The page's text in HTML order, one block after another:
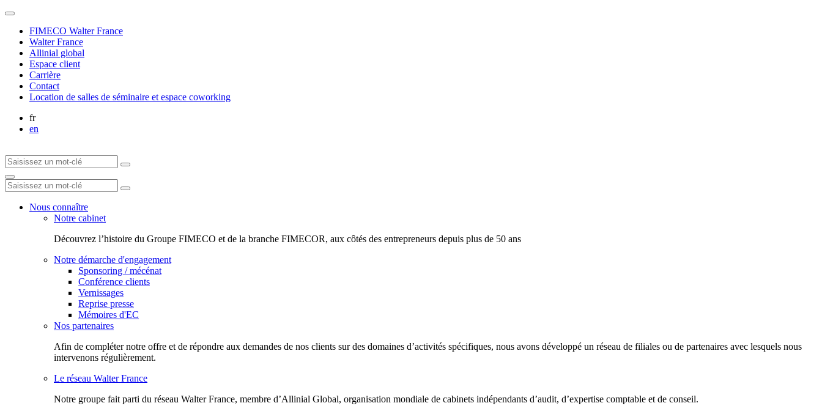
FIMECO Walter France
Walter France
Allinial global
Espace client
Carrière
Contact
Location de salles de séminaire et espace coworking
fr
en
Nous connaître
Notre cabinet
Découvrez l’histoire du Groupe FIMECO et de la branche FIMECOR, aux côtés des entrepreneurs depuis plus de 50 ans
Notre démarche d'engagement
Sponsoring / mécénat
Conférence clients
Vernissages
Reprise presse
Mémoires d'EC
Nos partenaires
Afin de compléter notre offre et de répondre aux demandes de nos clients sur des domaines d’activités spécifiques, nous avons développé un réseau de filiales ou de partenaires avec lesquels nous
intervenons régulièrement.
Le réseau Walter France
Notr​e groupe fait parti du réseau Walter France, membre d’Allinial Global, organisation mondiale de cabinets indépendants d’audit, d’expertise comptable et de conseil.